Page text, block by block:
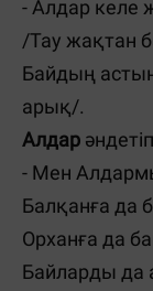
- Алдар келе
/Тау жақтан
Байдың
арық/.
Алдар
- Мен
Балқанға да
Орханға да
Байларды да